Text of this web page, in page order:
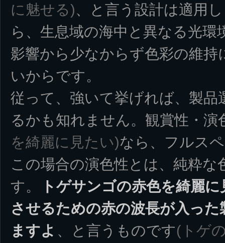
に魅せる)、と言う設計は適用
ら、生息域の海中と異なる光
影響から少なからず色彩の維
いからです。
従って、強いて挙げれば、製
るかも知れません。観賞性・演
を綺麗に見たい)なら、フルス
この場合の演色性とは、純粋
す。
トゲサンゴの赤色を綺麗
させるための赤の波長が入っ
ますよ 、と言うものです(トゲ